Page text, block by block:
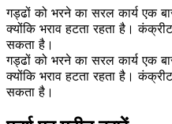
गड्ढों को भरने का सरल कार्य एक
क्योंकि भराव हटता रहता है।
सकता है।
गड्ढों को भरने का सरल कार्य एक
क्योंकि भराव हटता रहता है।
सकता है।